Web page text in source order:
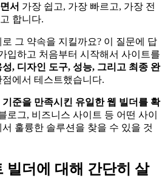
서 가장 쉽고, 가장 빠르고, 가장 전
합니다.
그 약속을 지킬까요? 이 질문에 답
입하고 처음부터 시작해서 사이트를
성, 디자인 도구, 성능, 그리고 최종 완
에서 테스트했습니다.
준을 만족시킨 유일한 웹 빌더를 확
로그, 비즈니스 사이트 등 어떤 사이
훌륭한 솔루션을 찾을 수 있을 것
빌더에 대해 간단히 살